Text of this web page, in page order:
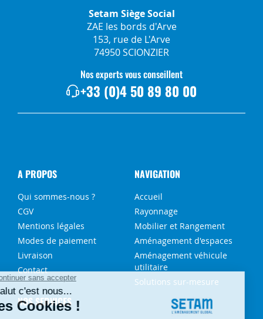
Setam Siège Social
ZAE les bords d'Arve
153, rue de L'Arve
74950 SCIONZIER
Nos experts vous conseillent
+33 (0)4 50 89 80 00
A PROPOS
Qui sommes-nous ?
CGV
Mentions légales
Modes de paiement
Livraison
Contact
NAVIGATION
Accueil
Rayonnage
Mobilier et Rangement
Aménagement d'espaces
Aménagement véhicule
utilitaire
Solutions sur-mesure
NOS SERVICES